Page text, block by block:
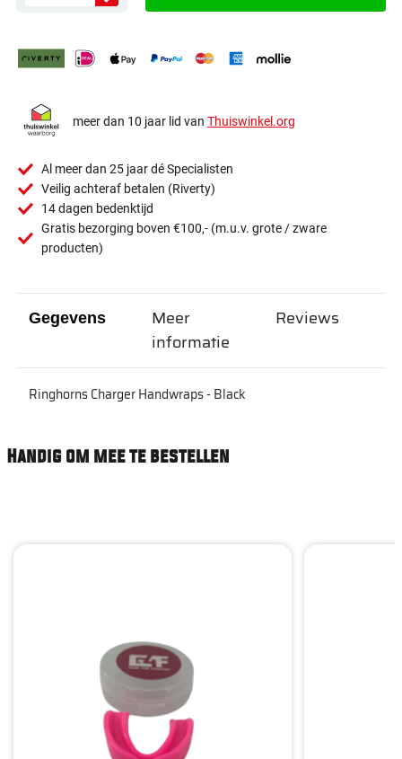
meer dan 10 jaar lid van Thuiswinkel.org
Al meer dan 25 jaar dé Specialisten
Veilig achteraf betalen (Riverty)
14 dagen bedenktijd
Gratis bezorging boven €100,- (m.u.v. grote / zware
producten)
Gegevens
Ringhorns Charger Handwraps - Black
Meer
informatie
Reviews
Handig om mee te bestellen